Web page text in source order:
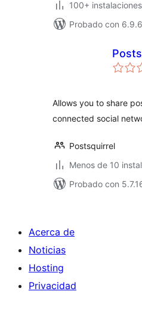
100+
Probado con 6.9.6
Allows you to share
connected social
Postsquirrel
Menos de 10
Probado con
Acerca de
Noticias
Hosting
Privacidad